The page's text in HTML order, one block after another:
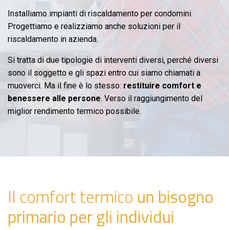
Installiamo impianti di riscaldamento per condomini.
Progettiamo e realizziamo anche soluzioni per il
riscaldamento in azienda.
Si tratta di due tipologie di interventi diversi, perché diversi
sono il soggetto e gli spazi entro cui siamo chiamati a
muoverci. Ma il fine è lo stesso: restituire comfort e
benessere alle persone. Verso il raggiungimento del
miglior rendimento termico possibile.
Il comfort termico un bisogno
primario per gli individui